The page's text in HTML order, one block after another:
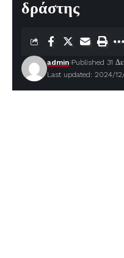
δράστης
Last updated: 2024/
admin Published 31